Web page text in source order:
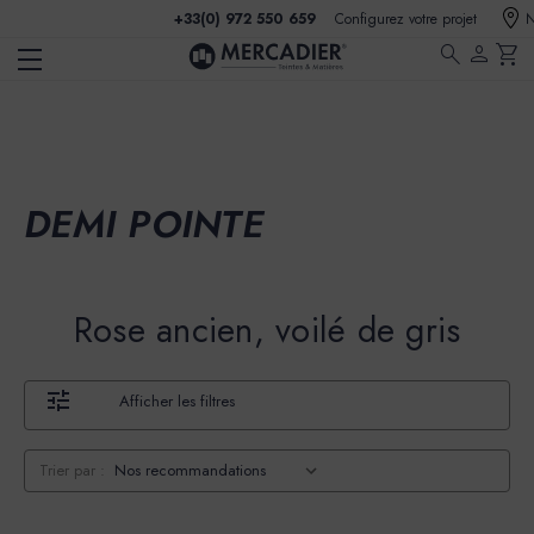
+33(0) 972 550 659 Configurez votre projet
search person shopping_cart
DEMI POINTE
Rose ancien, voilé de gris
Afficher les filtres
Trier par :